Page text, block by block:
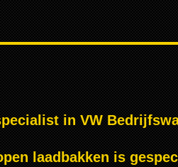
in VW
laadbakken is